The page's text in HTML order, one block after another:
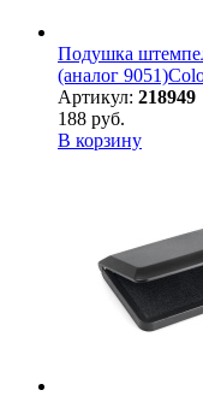
Подушка
(аналог
Артикул: 218949
188 руб.
В корзину